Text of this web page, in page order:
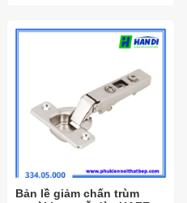
Bản lề giảm chấn trùm